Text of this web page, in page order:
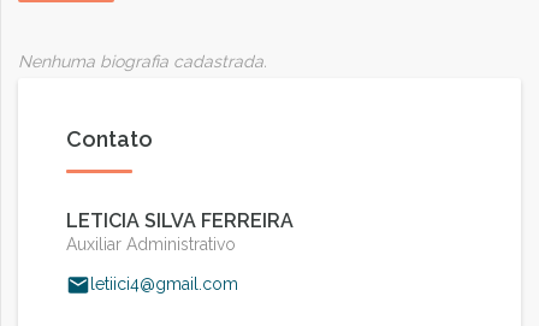
Nenhuma biografia cadastrada.
Contato
LETICIA SILVA FERREIRA
Auxiliar Administrativo
letiici4@gmail.com